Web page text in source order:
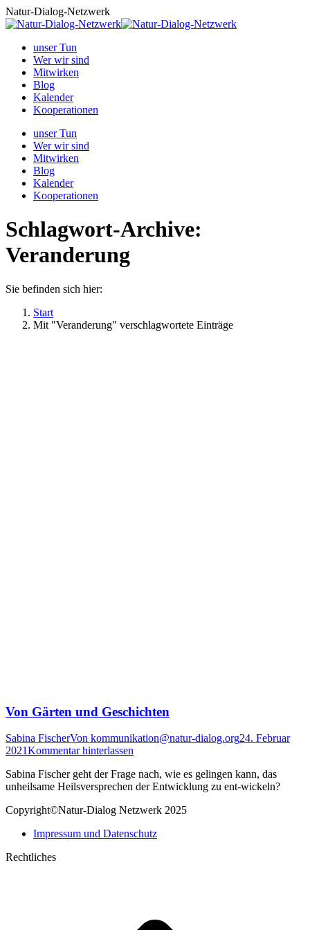
Zum
Inhalt
Natur-Dialog-Netzwerk
unser Tun
Wer wir sind
Mitwirken
Blog
Kalender
Kooperationen
unser Tun
Wer wir sind
Mitwirken
Blog
Kalender
Kooperationen
Schlagwort-Archive:
Veranderung
Sie befinden sich hier:
Start
Mit "Veranderung" verschlagwortete Einträge
Von Gärten und Geschichten
Sabina FischerVon kommunikation@natur-dialog.org24. Februar
2021Kommentar hinterlassen
Sabina Fischer geht der Frage nach, wie es gelingen kann, das
unheilsame Heilsversprechen der Entwicklung zu ent-wickeln?
Copyright©Natur-Dialog Netzwerk 2025
Impressum und Datenschutz
Rechtliches